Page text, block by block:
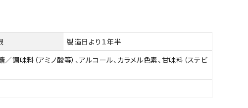
製造日より１年半
調味料（アミノ酸等）、アルコール、カラメル色素、甘味料（ステビ